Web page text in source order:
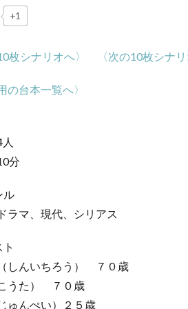
+1
枚シナリオへ〉 〈次の10枚シナ
の台本一覧へ〉
分
ル
ラマ、現代、シリアス
しんいちろう） ７０歳
うた） ７０歳
ゅんぺい）２５歳